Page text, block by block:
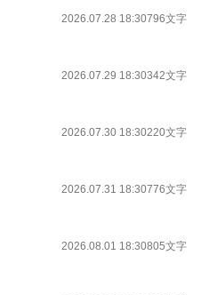
2026.07.28 18:30796文字
2026.07.29 18:30342文字
2026.07.30 18:30220文字
2026.07.31 18:30776文字
2026.08.01 18:30805文字